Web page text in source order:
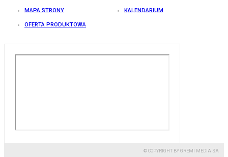
MAPA STRONY KALENDARIUM
OFERTA PRODUKTOWA
© COPYRIGHT BY GREMI MEDIA SA